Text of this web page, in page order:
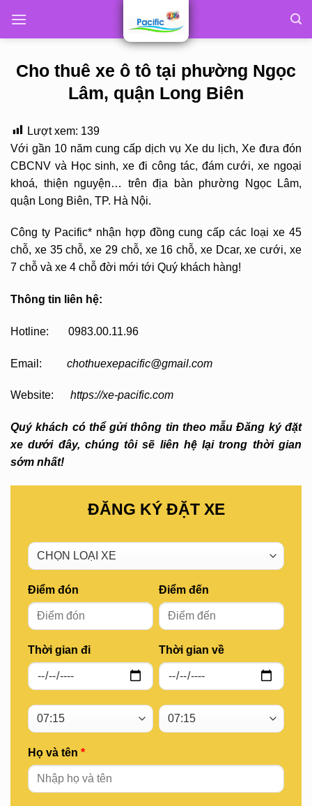
Cho thuê xe ô tô tại phường Ngọc
Lâm, quận Long Biên
Lượt xem: 139
Với gần 10 năm cung cấp dịch vụ Xe du lịch, Xe đưa đón
CBCNV và Học sinh, xe đi công tác, đám cưới, xe ngoại
khoá, thiện nguyện… trên địa bàn phường Ngọc Lâm,
quận Long Biên, TP. Hà Nội.
Công ty Pacific* nhận hợp đồng cung cấp các loại xe 45
chỗ, xe 35 chỗ, xe 29 chỗ, xe 16 chỗ, xe Dcar, xe cưới, xe
7 chỗ và xe 4 chỗ đời mới tới Quý khách hàng!
Thông tin liên hệ:
Hotline: 0983.00.11.96
Email: chothuexepacific@gmail.com
Website: https://xe-pacific.com
Quý khách có thể gửi thông tin theo mẫu Đăng ký đặt
xe dưới đây, chúng tôi sẽ liên hệ lại trong thời gian
sớm nhất!
ĐĂNG KÝ ĐẶT XE
Điểm đón
Thời gian đi
Điểm đến
Thời gian về
Họ và tên *